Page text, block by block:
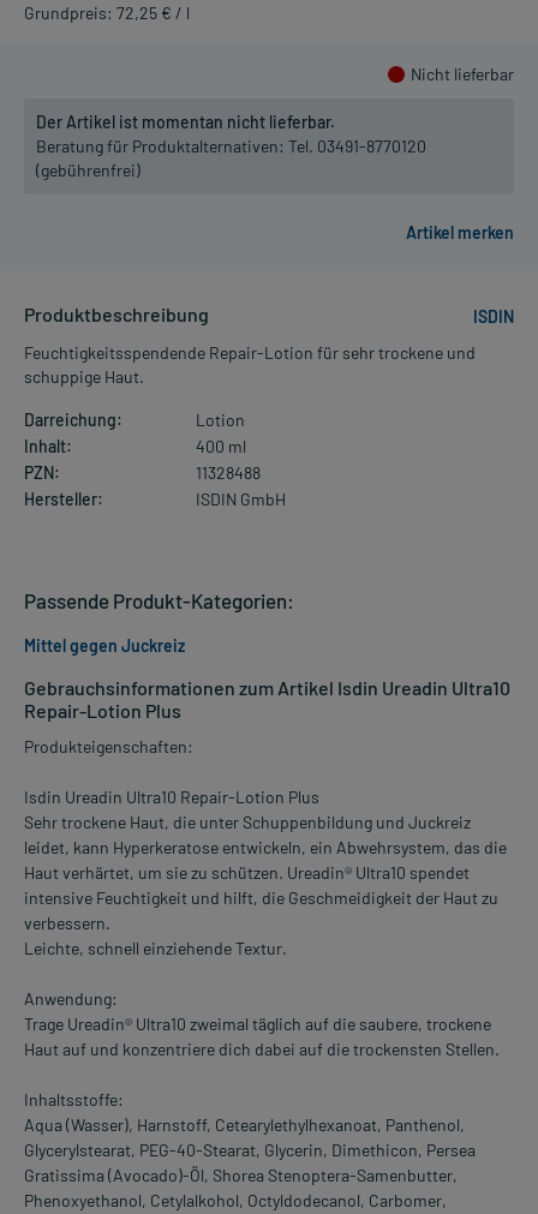
Grundpreis: 72,25 € / l
Nicht lieferbar
Der Artikel ist momentan nicht lieferbar.
Beratung für Produktalternativen: Tel. 03491-8770120
(gebührenfrei)
Produktbeschreibung
ISDIN
Feuchtigkeitsspendende Repair-Lotion für sehr trockene und
schuppige Haut.
Darreichung:
Lotion
Inhalt:
400 ml
PZN:
11328488
Hersteller:
ISDIN GmbH
Gebrauchsinformationen zum Artikel Isdin Ureadin Ultra10
Repair-Lotion Plus
Produkteigenschaften:
Isdin Ureadin Ultra10 Repair-Lotion Plus
Sehr trockene Haut, die unter Schuppenbildung und Juckreiz
leidet, kann Hyperkeratose entwickeln, ein Abwehrsystem, das die
Haut verhärtet, um sie zu schützen. Ureadin® Ultra10 spendet
intensive Feuchtigkeit und hilft, die Geschmeidigkeit der Haut zu
verbessern.
Leichte, schnell einziehende Textur.
Anwendung:
Trage Ureadin® Ultra10 zweimal täglich auf die saubere, trockene
Haut auf und konzentriere dich dabei auf die trockensten Stellen.
Inhaltsstoffe:
Aqua (Wasser), Harnstoff, Cetearylethylhexanoat, Panthenol,
Glycerylstearat, PEG-40-Stearat, Glycerin, Dimethicon, Persea
Gratissima (Avocado)-Öl, Shorea Stenoptera-Samenbutter,
Phenoxyethanol, Cetylalkohol, Octyldodecanol, Carbomer,
Passende Produkt-Kategorien:
Mittel gegen Juckreiz